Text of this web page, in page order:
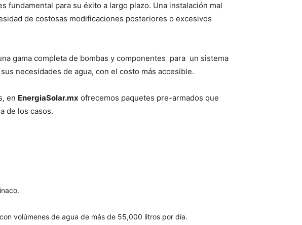
fundamental para su éxito a largo plazo. Una instalación mal
de costosas modificaciones posteriores o excesivos
gama completa de bombas y componentes para un sistema
necesidades de agua, con el costo más accesible.
en EnergiaSolar.mx ofrecemos paquetes pre-armados que
de los casos.
volúmenes de agua de más de 55,000 litros por día.